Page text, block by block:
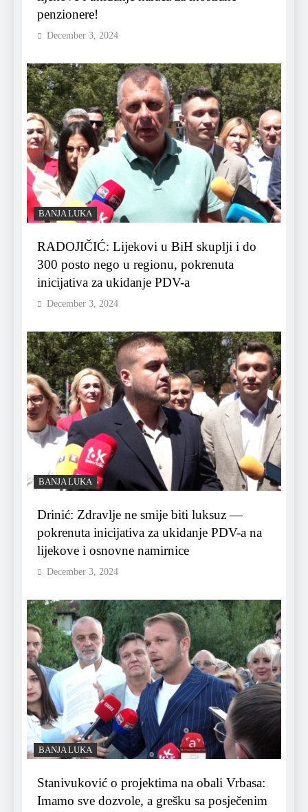
penzionere!
December 3, 2024
BANJA LUKA
RADOJIČIĆ: Lijekovi u BiH skuplji i do
300 posto nego u regionu, pokrenuta
inicijativa za ukidanje PDV-a
December 3, 2024
BANJA LUKA
Drinić: Zdravlje ne smije biti luksuz —
pokrenuta inicijativa za ukidanje PDV-a na
lijekove i osnovne namirnice
December 3, 2024
BANJA LUKA
Stanivuković o projektima na obali Vrbasa:
Imamo sve dozvole, a grešku sa posječenim